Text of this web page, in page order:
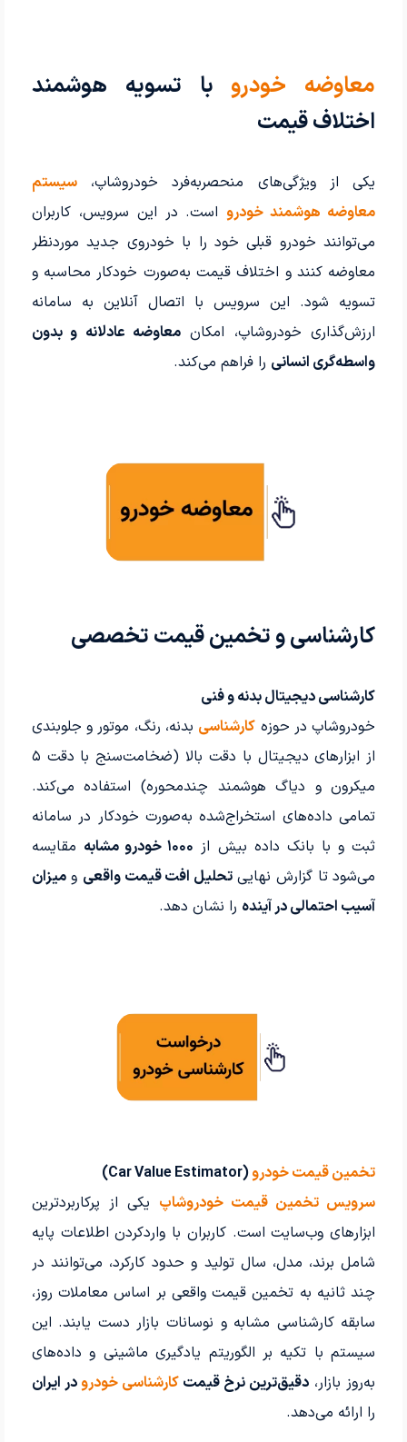
معاوضه خودروبا تسویه هوشمند
اختلاف قیمت
یکی از ویژگی‌های منحصربه‌فرد خودروشاپ،سیستم
معاوضه هوشمند خودرواست. در این سرویس، کاربران
می‌توانند خودرو قبلی خود را با خودروی جدید موردنظر
معاوضه کنند و اختلاف قیمت به‌صورت خودکار محاسبه و
تسویه شود. این سرویس با اتصال آنلاین به سامانه
ارزش‌گذاری خودروشاپ، امکان معاوضه عادلانه و بدون
واسطه‌گری انسانی را فراهم می‌کند.
کارشناسی و تخمین قیمت تخصصی
کارشناسی دیجیتال بدنه و فنی
خودروشاپ در حوزه کارشناسی بدنه، رنگ، موتور و جلوبندی
از ابزارهای دیجیتال با دقت بالا (ضخامت‌سنج با دقت ۵
میکرون و دیاگ هوشمند چندمحوره) استفاده می‌کند.
تمامی داده‌های استخراج‌شده به‌صورت خودکار در سامانه
ثبت و با بانک داده بیش از ۱۰۰۰ خودرو مشابه
مقایسه
می‌شود تا گزارش نهاییتحلیل افت قیمت واقعی ومیزان
آسیب احتمالی در آینده را نشان دهد.
تخمین قیمت خودرو(Car Value Estimator)
سرویس تخمین قیمت خودروشاپ یکی از پرکاربردترین
ابزارهای وب‌سایت است. کاربران با واردکردن اطلاعات پایه
شامل برند، مدل، سال تولید و حدود کارکرد، می‌توانند در
چند ثانیه به تخمین قیمت واقعی بر اساس معاملات روز،
سابقه کارشناسی مشابه و نوسانات بازار دست یابند. این
سیستم با تکیه بر الگوریتم یادگیری ماشینی و داده‌های
به‌روز بازار، دقیق‌ترین نرخ قیمتکارشناسی خودرودر ایران
را ارائه می‌دهد.